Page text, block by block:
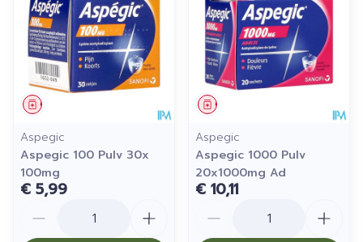
Geneesmiddel
Aspegic
Aspegic 100 Pulv 30x
100mg
€ 5,99
Geneesmiddel
Aspegic
Aspegic 1000 Pulv
20x1000mg Ad
€ 10,11